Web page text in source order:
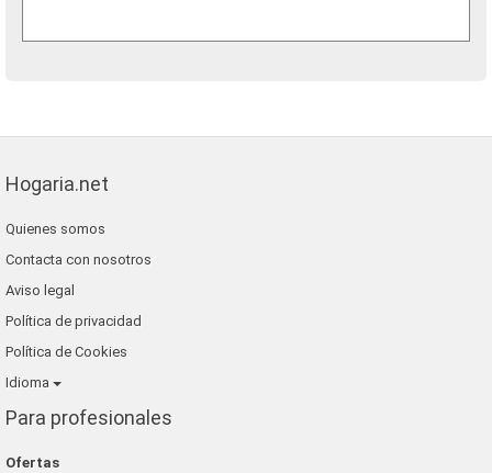
Hogaria.net
Quienes somos
Contacta con nosotros
Aviso legal
Política de privacidad
Política de Cookies
Idioma
Para profesionales
Ofertas